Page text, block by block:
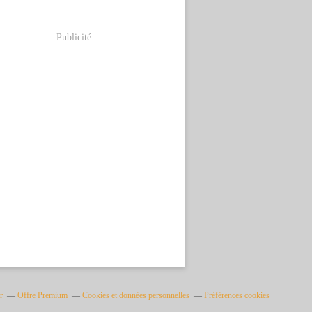
Publicité
Offre Premium Cookies et données personnelles Préférences cookies